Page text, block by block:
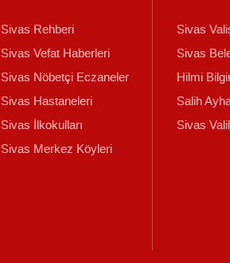
Sivas Rehberi
Sivas Vefat Haberleri
Sivas Nöbetçi Eczaneler
Sivas Hastaneleri
Sivas İlkokulları
Sivas Merkez Köyleri
Sivas
Sivas
Hilmi
Salih
Sivas